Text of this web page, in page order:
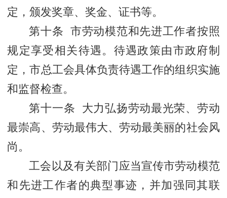
定，颁发奖章、奖金、证书等。
第十条 市劳动模范和先进工作者按照
规定享受相关待遇。待遇政策由市政府制
定，市总工会具体负责待遇工作的组织实施
和监督检查。
第十一条 大力弘扬劳动最光荣、劳动
最崇高、劳动最伟大、劳动最美丽的社会风
尚。
工会以及有关部门应当宣传市劳动模范
和先进工作者的典型事迹，并加强同其联